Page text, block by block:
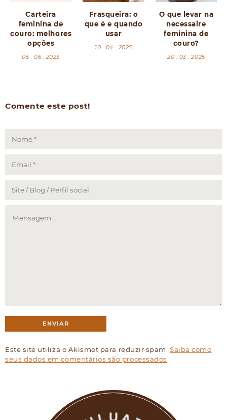
Carteira
feminina de
couro: melhores
opções
05 . 06 . 2025
Frasqueira: o
que é e quando
usar
10 . 04 . 2025
O que levar na
necessaire
feminina de
couro?
20 . 03 . 2025
Comente este post!
Este site utiliza o Akismet para reduzir spam.Saiba como
seus dados em comentários são processados